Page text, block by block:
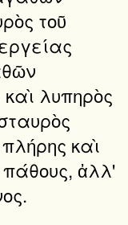
τοῦ
λυπηρὸς
καὶ
πάθους, ἀλλ'